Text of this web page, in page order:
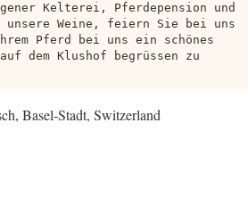
Kelterei, Pferdepension und
unsere Weine, feiern Sie bei uns
Pferd bei uns ein schönes
dem Klushof begrüssen zu
Basel-Stadt, Switzerland